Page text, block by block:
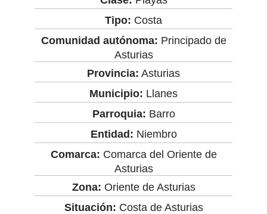
Tipo: Costa
Comunidad autónoma: Principado de
Asturias
Provincia: Asturias
Municipio: Llanes
Parroquia: Barro
Entidad: Niembro
Comarca: Comarca del Oriente de
Asturias
Zona: Oriente de Asturias
Situación: Costa de Asturias